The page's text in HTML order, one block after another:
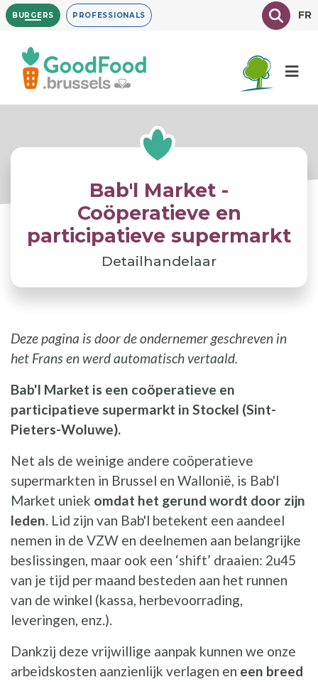
Overslaan
en
inhoud
gaan
BURGERS PROFESSIONALS TexteFR
Bab'l Market -
Coöperatieve en
participatieve supermarkt
Detailhandelaar
Deze pagina is door de ondernemer geschreven in
het Frans en werd automatisch vertaald.
Bab'l Market is een coöperatieve en
participatieve supermarkt in Stockel (Sint-
Pieters-Woluwe).
Net als de weinige andere coöperatieve
supermarkten in Brussel en Wallonië, is Bab'l
Market uniek omdat het gerund wordt door zijn
leden. Lid zijn van Bab'l betekent een aandeel
nemen in de VZW en deelnemen aan belangrijke
beslissingen, maar ook een ‘shift’ draaien: 2u45
van je tijd per maand besteden aan het runnen
van de winkel (kassa, herbevoorrading,
leveringen, enz.).
Dankzij deze vrijwillige aanpak kunnen we onze
arbeidskosten aanzienlijk verlagen en een breed